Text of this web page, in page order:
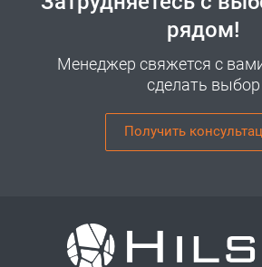
рядом!
Менеджер свяжется с
сделать выбор
Получить